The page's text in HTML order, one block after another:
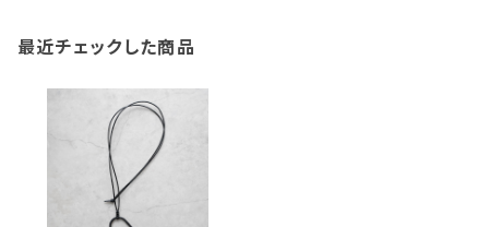
最近チェックした商品